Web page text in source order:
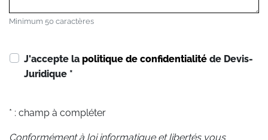
Minimum 50 caractères
J'accepte la politique de confidentialité de Devis-
Juridique *
* : champ à compléter
Conformément à loi informatique et libertés vous